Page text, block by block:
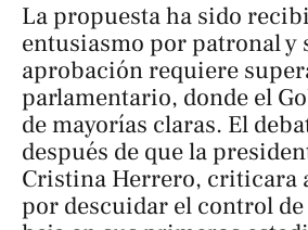
La propuesta ha sido
entusiasmo por patronal y
aprobación requiere
parlamentario, donde el
de mayorías claras. El
después de que la
Cristina Herrero, criticara
por descuidar el control